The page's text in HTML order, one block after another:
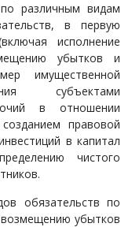
различным видам
в первую
исполнение
убытков и
имущественной
субъектами
в отношении
правовой
в капитал
чистого
обязательств по
убытков